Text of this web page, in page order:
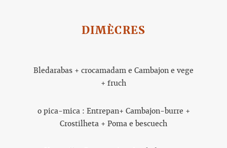
DIMÈCRES
Bledarabas + crocamadam e Cambajon e vege
+ fruch
o pica-mica : Entrepan+ Cambajon-burre +
Crostilheta + Poma e bescuech